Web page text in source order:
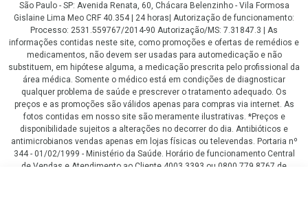
São Paulo - SP: Avenida Renata, 60, Chácara Belenzinho - Vila Formosa
Gislaine Lima Meo CRF 40.354 | 24 horas| Autorização de funcionamento:
Processo: 2531.559767/2014-90 Autorização/MS: 7.31847.3 | As
informações contidas neste site, como promoções e ofertas de remédios e
medicamentos, não devem ser usadas para automedicação e não
substituem, em hipótese alguma, a medicação prescrita pelo profissional da
área médica. Somente o médico está em condições de diagnosticar
qualquer problema de saúde e prescrever o tratamento adequado. Os
preços e as promoções são válidos apenas para compras via internet. As
fotos contidas em nosso site são meramente ilustrativas. *Preços e
disponibilidade sujeitos a alterações no decorrer do dia. Antibióticos e
antimicrobianos vendas apenas em lojas físicas ou televendas. Portaria nº
344 - 01/02/1999 - Ministério da Saúde. Horário de funcionamento Central
de Vendas e Atendimento ao Cliente 4003 3393 ou 0800 779 8767 de